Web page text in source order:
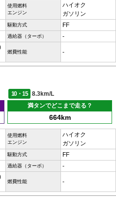
使用燃料
エンジン
ハイオク
ガソリン
駆動方式 FF
過給器（ターボ） -
燃費性能 -
10・15
8.3km/L
満タンでどこまで走る？
664km
使用燃料
エンジン
ハイオク
ガソリン
駆動方式 FF
過給器（ターボ） -
燃費性能 -